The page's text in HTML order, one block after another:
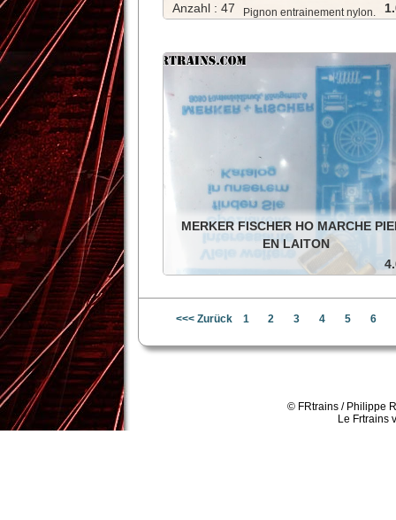
Anzahl : 47
Pignon entrainement nylon.
MERKER FISCHER HO MARCHE
EN LAITON
scellé.
In den Warenkorb
Details
<<< Zurück 1 2 3 4 5 6
© FRtrains / Philippe
Le Frtrains